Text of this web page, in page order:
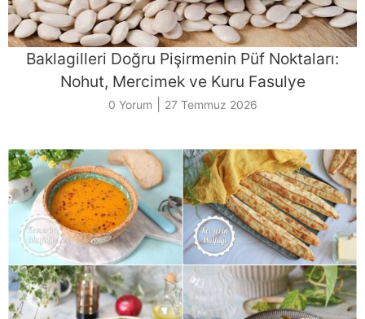
Baklagilleri Doğru Pişirmenin Püf Noktaları:
Nohut, Mercimek ve Kuru Fasulye
0 Yorum 27 Temmuz 2026